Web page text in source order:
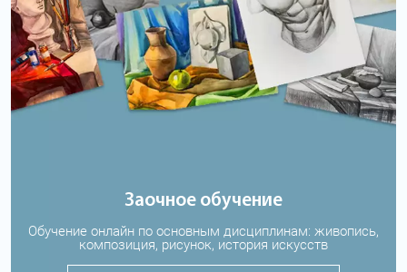
Заочное обучение
Обучение онлайн по основным дисциплинам: живопись,
композиция, рисунок, история искусств